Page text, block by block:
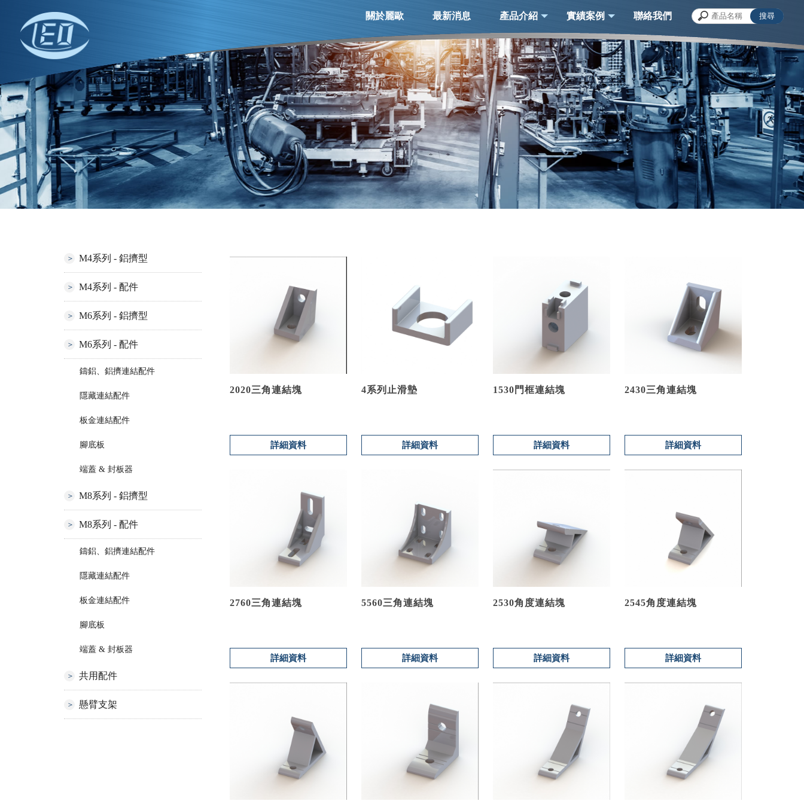
關於麗歐 最新消息 產品介紹 實績案例 聯絡我們
M4系列 - 鋁擠型
M4系列 - 配件
M6系列 - 鋁擠型
M6系列 - 配件
鑄鋁、鋁擠連結配件
隱藏連結配件
板金連結配件
腳底板
端蓋 & 封板器
M8系列 - 鋁擠型
M8系列 - 配件
鑄鋁、鋁擠連結配件
隱藏連結配件
板金連結配件
腳底板
端蓋 & 封板器
共用配件
懸臂支架
2020三角連結塊
詳細資料
4系列止滑墊
詳細資料
1530門框連結塊
詳細資料
2430三角連結塊
詳細資料
2760三角連結塊
詳細資料
5560三角連結塊
詳細資料
2530角度連結塊
詳細資料
2545角度連結塊
詳細資料